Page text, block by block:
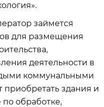
займется
для размещения
деятельности в
коммунальными
приобретать здания и
обработке,